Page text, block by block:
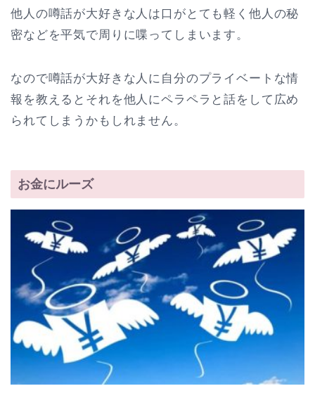
他人の噂話が大好きな人は口がとても軽く他人の秘
密などを平気で周りに喋ってしまいます。
なので噂話が大好きな人に自分のプライベートな情
報を教えるとそれを他人にペラペラと話をして広め
られてしまうかもしれません。
お金にルーズ